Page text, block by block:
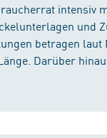
intensiv
und
betragen laut
Darüber